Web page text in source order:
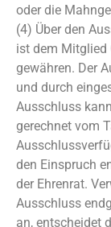
oder die
(4) Über den
ist dem Mitglied
gewähren. Der
und durch
Ausschluss
gerechnet vom
den Einspruch
der Ehrenrat.
Ausschluss
an, entscheidet